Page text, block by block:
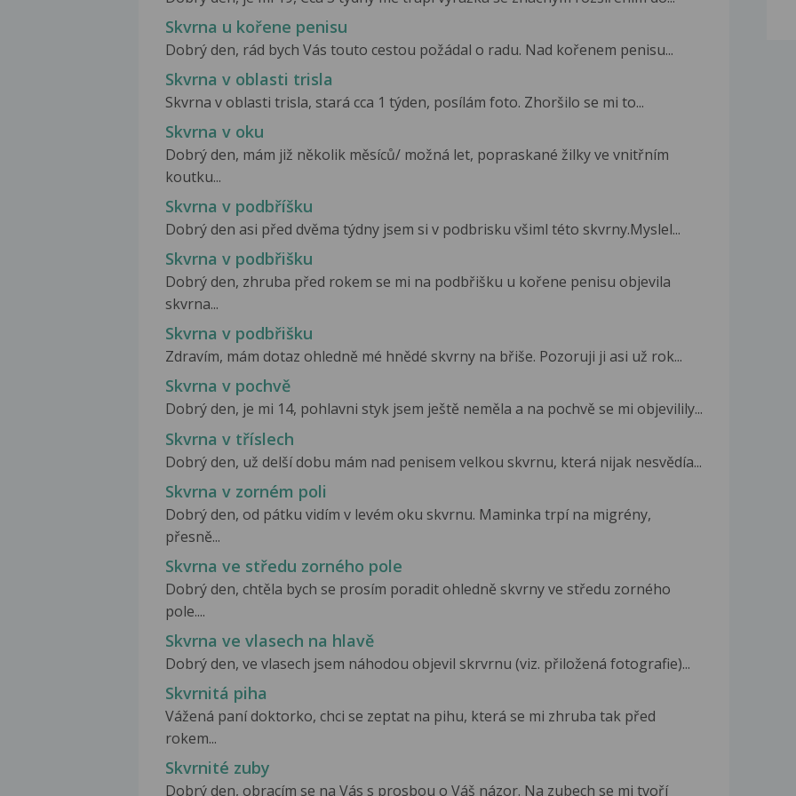
Skvrna u kořene penisu
Dobrý den, rád bych Vás touto cestou požádal o radu. Nad kořenem penisu...
Skvrna v oblasti trisla
Skvrna v oblasti trisla, stará cca 1 týden, posílám foto. Zhoršilo se mi to...
Skvrna v oku
Dobrý den, mám již několik měsíců/ možná let, popraskané žilky ve vnitřním
koutku...
Skvrna v podbříšku
Dobrý den asi před dvěma týdny jsem si v podbrisku všiml této skvrny.Myslel...
Skvrna v podbřišku
Dobrý den, zhruba před rokem se mi na podbřišku u kořene penisu objevila
skvrna...
Skvrna v podbřišku
Zdravím, mám dotaz ohledně mé hnědé skvrny na břiše. Pozoruji ji asi už rok...
Skvrna v pochvě
Dobrý den, je mi 14, pohlavni styk jsem ještě neměla a na pochvě se mi objevilily...
Skvrna v tříslech
Dobrý den, už delší dobu mám nad penisem velkou skvrnu, která nijak nesvědía...
Skvrna v zorném poli
Dobrý den, od pátku vidím v levém oku skvrnu. Maminka trpí na migrény,
přesně...
Skvrna ve středu zorného pole
Dobrý den, chtěla bych se prosím poradit ohledně skvrny ve středu zorného
pole....
Skvrna ve vlasech na hlavě
Dobrý den, ve vlasech jsem náhodou objevil skrvrnu (viz. přiložená fotografie)...
Skvrnitá piha
Vážená paní doktorko, chci se zeptat na pihu, která se mi zhruba tak před
rokem...
Skvrnité zuby
Dobrý den, obracím se na Vás s prosbou o Váš názor. Na zubech se mi tvoří